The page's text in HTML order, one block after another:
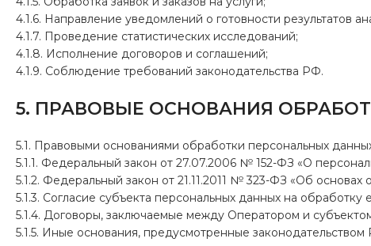
4.1.6. Направление уведомлений о готовности результатов
4.1.7. Проведение статистических исследований;
4.1.8. Исполнение договоров и соглашений;
4.1.9. Соблюдение требований законодательства РФ.
5. ПРАВОВЫЕ ОСНОВАНИЯ
5.1. Правовыми основаниями обработки персональных
5.1.1. Федеральный закон от 27.07.2006 № 152-ФЗ «О
5.1.2. Федеральный закон от 21.11.2011 № 323-ФЗ «Об
5.1.3. Согласие субъекта персональных данных на обработку
5.1.4. Договоры, заключаемые между Оператором и
5.1.5. Иные основания, предусмотренные законодательством